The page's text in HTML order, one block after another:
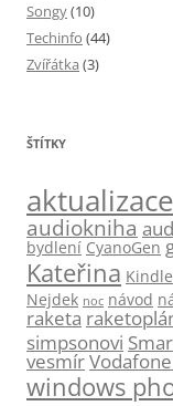
Songy(10)
Techinfo (44)
Zvířátka (3)
ŠTÍTKY
aktualizace
audiokniha
bydlení CyanoGen
Kateřina Kindle
Nejdek noc návod
raketa
simpsonovi
vesmír
windows